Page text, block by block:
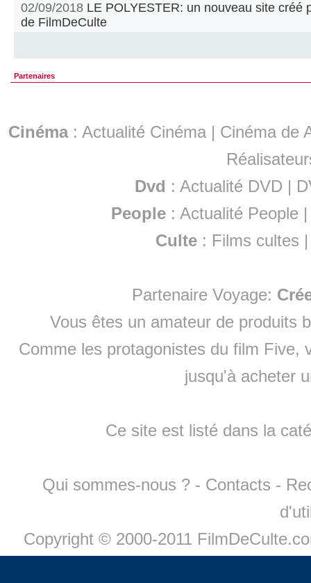
02/09/2018 LE POLYESTER: un nouveau site créé
de FilmDeCulte
Partenaires
Cinéma: Actualité Cinéma | Cinéma de
Dvd : Actualité DVD |
People :Actualité People
Culte : Films cultes
Partenaire Voyage:
Vous êtes un amateur de produits
Comme les protagonistes du film Five,
jusqu'à acheter
Ce site est listé dans la
Qui sommes-nous ? - Contacts -
Copyright © 2000-2011